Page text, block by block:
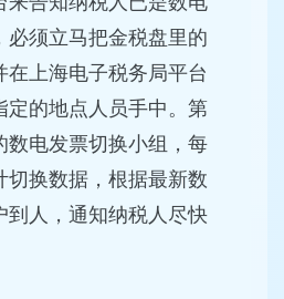
必须立马把金税盘里的
在上海电子税务局平台
定的地点人员手中。第
数电发票切换小组，每
切换数据，根据最新数
到人，通知纳税人尽快